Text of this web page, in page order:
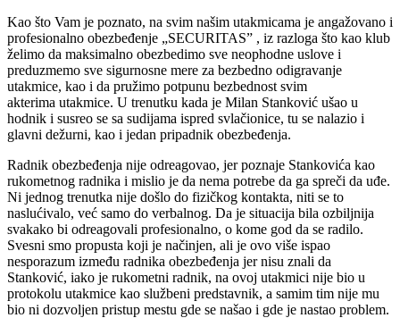
Kao što Vam je poznato, na svim našim utakmicama je angažovano i
profesionalno obezbeđenje „SECURITAS” , iz razloga što kao klub
želimo da maksimalno obezbedimo sve neophodne uslove i
preduzmemo sve sigurnosne mere za bezbedno odigravanje
utakmice, kao i da pružimo potpunu bezbednost svim
akterima utakmice. U trenutku kada je Milan Stanković ušao u
hodnik i susreo se sa sudijama ispred svlačionice, tu se nalazio i
glavni dežurni, kao i jedan pripadnik obezbeđenja.
Radnik obezbeđenja nije odreagovao, jer poznaje Stankovića kao
rukometnog radnika i mislio je da nema potrebe da ga spreči da uđe.
Ni jednog trenutka nije došlo do fizičkog kontakta, niti se to
naslućivalo, već samo do verbalnog. Da je situacija bila ozbiljnija
svakako bi odreagovali profesionalno, o kome god da se radilo.
Svesni smo propusta koji je načinjen, ali je ovo više ispao
nesporazum između radnika obezbeđenja jer nisu znali da
Stanković, iako je rukometni radnik, na ovoj utakmici nije bio u
protokolu utakmice kao službeni predstavnik, a samim tim nije mu
bio ni dozvoljen pristup mestu gde se našao i gde je nastao problem.